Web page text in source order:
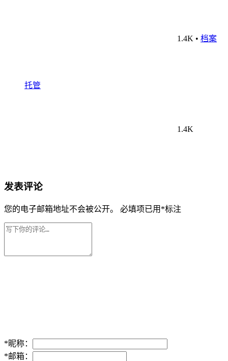
1.4K • 档案
托管
1.4K
发表评论
您的电子邮箱地址不会被公开。 必填项已用 *标注
*昵称：
*邮箱：